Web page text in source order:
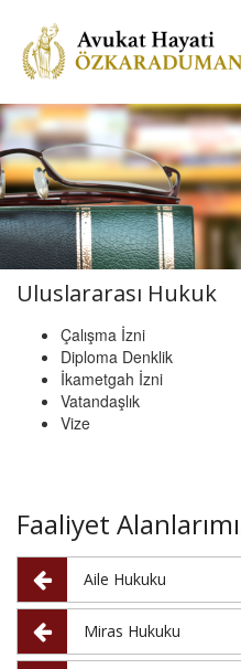
Uluslararası Hukuk
Çalışma İzni
Diploma Denklik
İkametgah İzni
Vatandaşlık
Vize
Faaliyet
Aile Hukuku
Miras Hukuku